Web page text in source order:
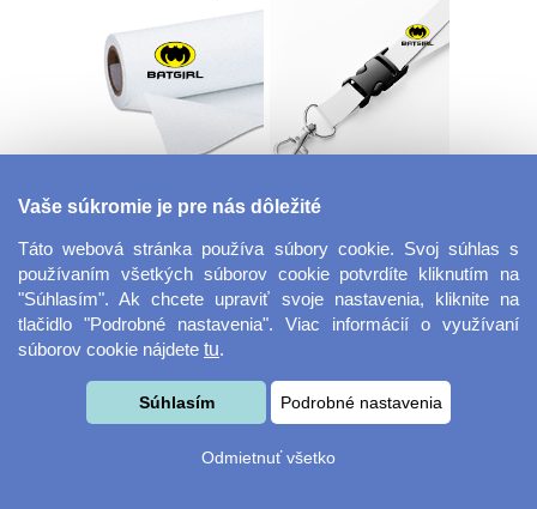
Dekoračná látka
Miranda
Šnúrka na kľúče s
fotografie
Vaše súkromie je pre nás dôležité
Táto webová stránka používa súbory cookie. Svoj súhlas s
používaním všetkých súborov cookie potvrdíte kliknutím na
"Súhlasím". Ak chcete upraviť svoje nastavenia, kliknite na
tlačidlo "Podrobné nastavenia". Viac informácií o využívaní
súborov cookie nájdete tu.
Súhlasím Podrobné nastavenia
Odmietnuť všetko